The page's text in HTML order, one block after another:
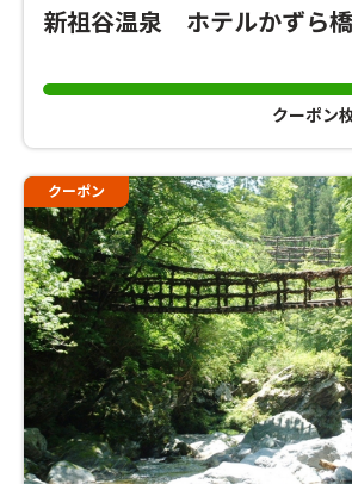
新祖谷温泉 ホテルかずら
クーポン
クーポン